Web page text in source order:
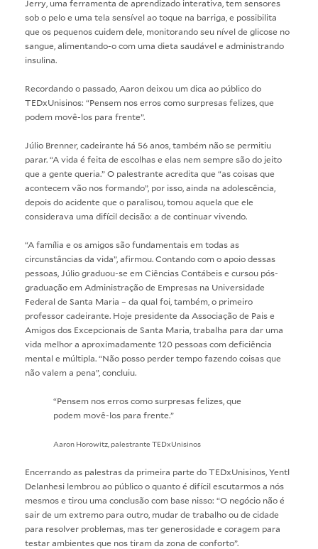
Jerry, uma ferramenta de aprendizado interativa, tem sensores
sob o pelo e uma tela sensível ao toque na barriga, e possibilita
que os pequenos cuidem dele, monitorando seu nível de glicose no
sangue, alimentando-o com uma dieta saudável e administrando
insulina.
Recordando o passado, Aaron deixou um dica ao público do
TEDxUnisinos: “Pensem nos erros como surpresas felizes, que
podem movê-los para frente”.
Júlio Brenner, cadeirante há 56 anos, também não se permitiu
parar. “A vida é feita de escolhas e elas nem sempre são do jeito
que a gente queria.” O palestrante acredita que “as coisas que
acontecem vão nos formando”, por isso, ainda na adolescência,
depois do acidente que o paralisou, tomou aquela que ele
considerava uma difícil decisão: a de continuar vivendo.
“A família e os amigos são fundamentais em todas as
circunstâncias da vida”, afirmou. Contando com o apoio dessas
pessoas, Júlio graduou-se em Ciências Contábeis e cursou pós-
graduação em Administração de Empresas na Universidade
Federal de Santa Maria – da qual foi, também, o primeiro
professor cadeirante. Hoje presidente da Associação de Pais e
Amigos dos Excepcionais de Santa Maria, trabalha para dar uma
vida melhor a aproximadamente 120 pessoas com deficiência
mental e múltipla. “Não posso perder tempo fazendo coisas que
não valem a pena”, concluiu.
“Pensem nos erros como surpresas felizes, que
podem movê-los para frente.”
Aaron Horowitz, palestrante TEDxUnisinos
Encerrando as palestras da primeira parte do TEDxUnisinos, Yentl
Delanhesi lembrou ao público o quanto é difícil escutarmos a nós
mesmos e tirou uma conclusão com base nisso: “O negócio não é
sair de um extremo para outro, mudar de trabalho ou de cidade
para resolver problemas, mas ter generosidade e coragem para
testar ambientes que nos tiram da zona de conforto”.